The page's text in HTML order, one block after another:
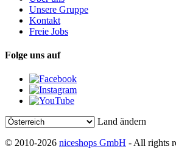
Unsere Gruppe
Kontakt
Freie Jobs
Folge uns auf
Land ändern
© 2010-2026 niceshops GmbH - All rights